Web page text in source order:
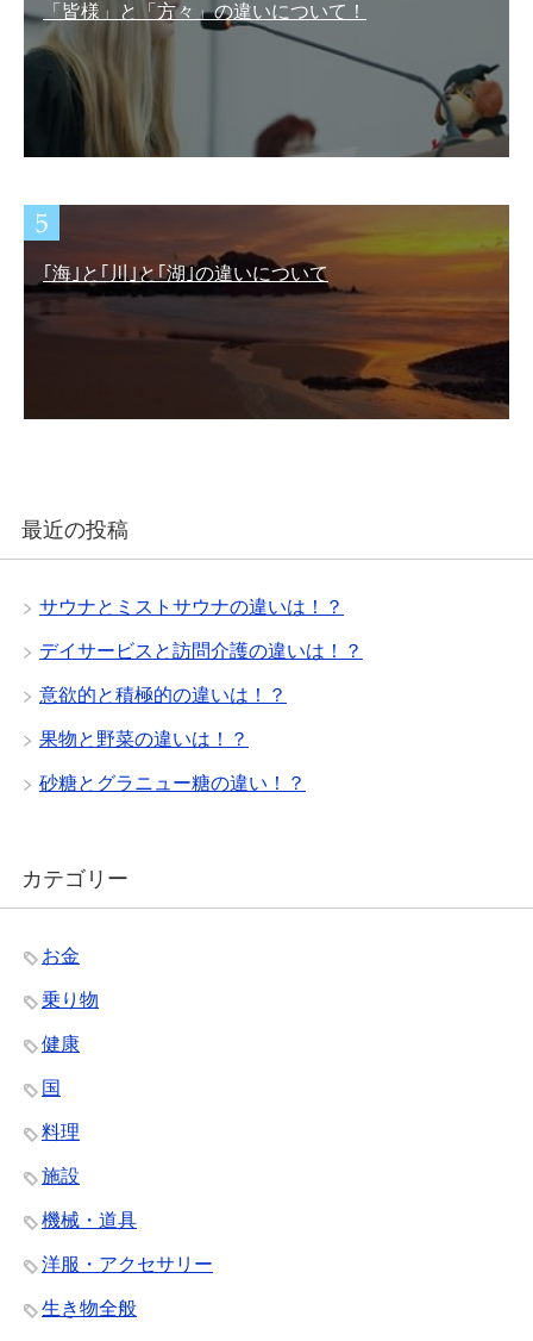
「皆様」と「方々」の違いについて！
｢海｣と｢川｣と｢湖｣の違いについて
最近の投稿
サウナとミストサウナの違いは！？
デイサービスと訪問介護の違いは！？
意欲的と積極的の違いは！？
果物と野菜の違いは！？
砂糖とグラニュー糖の違い！？
カテゴリー
お金
乗り物
健康
国
料理
施設
機械・道具
洋服・アクセサリー
生き物全般